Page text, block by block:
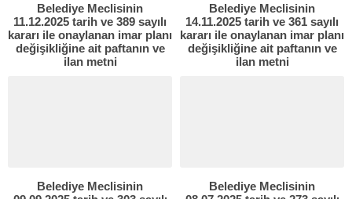
Belediye Meclisinin
11.12.2025 tarih ve 389 sayılı
kararı ile onaylanan imar planı
değişikliğine ait paftanın ve
ilan metni
Belediye Meclisinin
14.11.2025 tarih ve 361 sayılı
kararı ile onaylanan imar planı
değişikliğine ait paftanın ve
ilan metni
Belediye Meclisinin
Belediye Meclisinin